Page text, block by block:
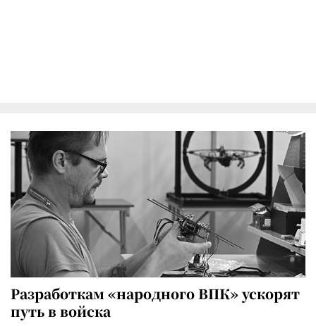
Разработкам «народного ВПК» ускорят
путь в войска